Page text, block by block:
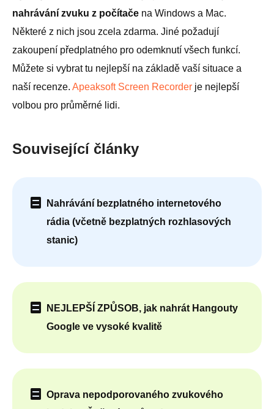
nahrávání zvuku z počítače na Windows a Mac.
Některé z nich jsou zcela zdarma. Jiné požadují
zakoupení předplatného pro odemknutí všech funkcí.
Můžete si vybrat tu nejlepší na základě vaší situace a
naší recenze. Apeaksoft Screen Recorder je nejlepší
volbou pro průměrné lidi.
Související články
Nahrávání bezplatného internetového
rádia (včetně bezplatných rozhlasových
stanic)
NEJLEPŠÍ ZPŮSOB, jak nahrát Hangouty
Google ve vysoké kvalitě
Oprava nepodporovaného zvukového